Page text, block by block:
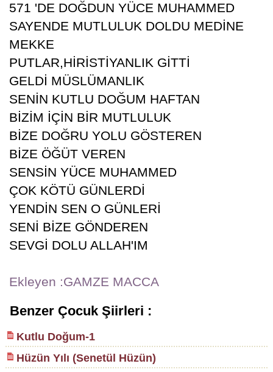
571 'DE DOĞDUN YÜCE MUHAMMED
SAYENDE MUTLULUK DOLDU MEDİNE
MEKKE
PUTLAR,HİRİSTİYANLIK GİTTİ
GELDİ MÜSLÜMANLIK
SENİN KUTLU DOĞUM HAFTAN
BİZİM İÇİN BİR MUTLULUK
BİZE DOĞRU YOLU GÖSTEREN
BİZE ÖĞÜT VEREN
SENSİN YÜCE MUHAMMED
ÇOK KÖTÜ GÜNLERDİ
YENDİN SEN O GÜNLERİ
SENİ BİZE GÖNDEREN
SEVGİ DOLU ALLAH'IM
Ekleyen :GAMZE MACCA
Benzer Çocuk Şiirleri :
Kutlu Doğum-1
Hüzün Yılı (Senetül Hüzün)